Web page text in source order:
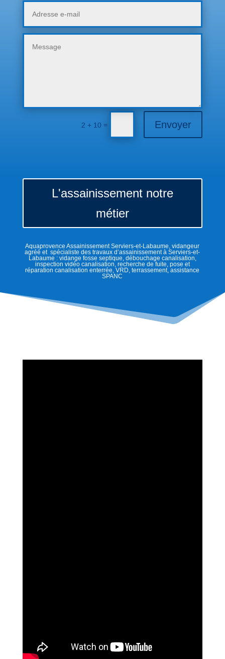
2 + 10 = Envoyer
L'assainissement notre
métier
Aquaprovence Assainissement Serviers-et-Labaume, vidangeur
agréé et spécialiste des travaux d’assainissement à Serviers-et-
Labaume : vidange fosse septique, débouchage canalisation,
inspection vidéo canalisation, recherche de fuite, pose et
réparation canalisation enterrée, VRD, terrassement, assistance
SPANC